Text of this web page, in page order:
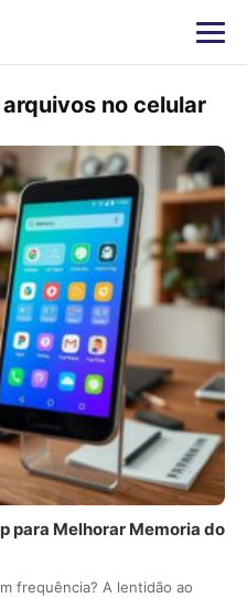
no celular
para Melhorar Memoria do
frequência? A lentidão ao